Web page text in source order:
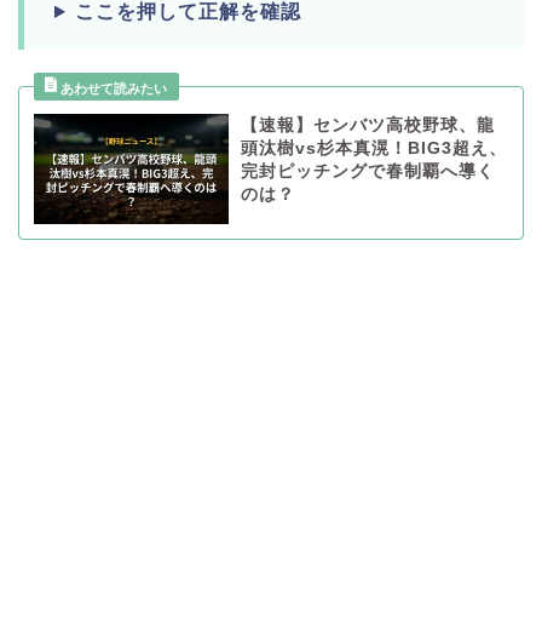
ここを押して正解を確認
【速報】センバツ高校野球、龍
頭汰樹vs杉本真滉！BIG3超え、
完封ピッチングで春制覇へ導く
のは？